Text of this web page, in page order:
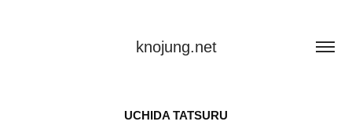
knojung.net
UCHIDA TATSURU